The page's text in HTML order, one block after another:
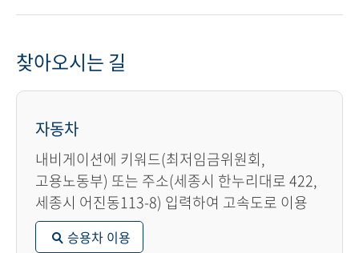
찾아오시는 길
자동차
내비게이션에 키워드(최저임금위원회,
고용노동부) 또는 주소(세종시 한누리대로 422,
세종시 어진동113-8) 입력하여 고속도로 이용
승용차 이용